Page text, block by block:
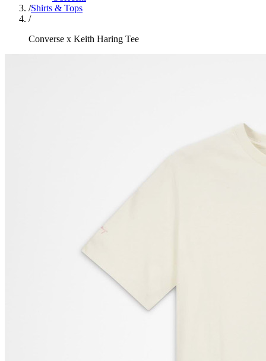
/Shirts & Tops
/
Converse x Keith Haring Tee